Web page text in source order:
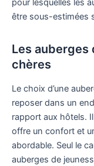
pour lesquelles les
être sous-estimées
Les auberges
chères
Le choix d’une
reposer dans un
rapport aux hôtels.
offre un confort et
abordable. Seul le
auberges de